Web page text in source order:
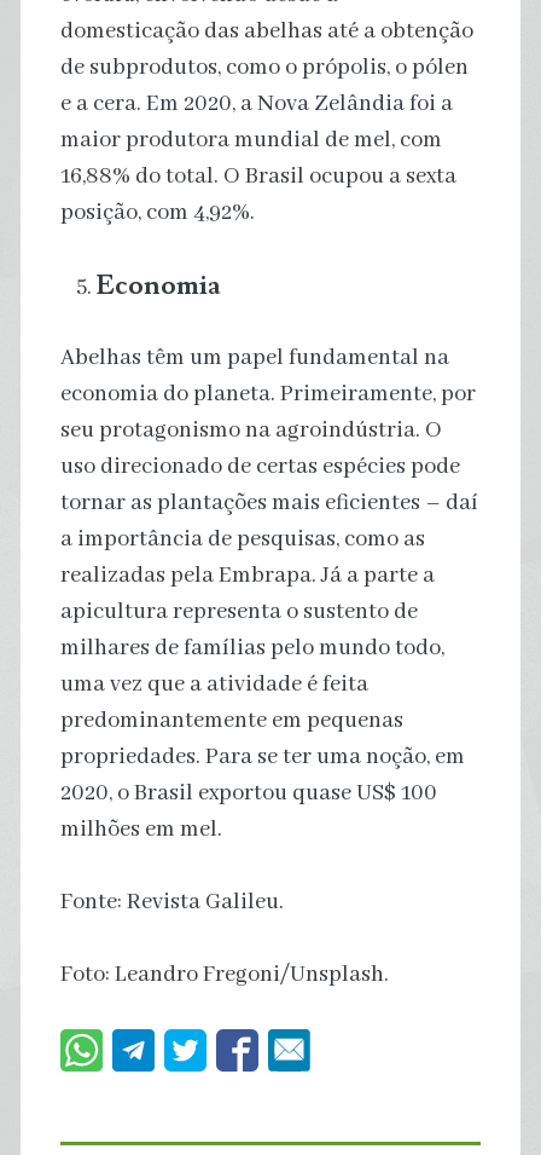
domesticação das abelhas até a obtenção
de subprodutos, como o própolis, o pólen
e a cera. Em 2020, a Nova Zelândia foi a
maior produtora mundial de mel, com
16,88% do total. O Brasil ocupou a sexta
posição, com 4,92%.
Economia
Abelhas têm um papel fundamental na
economia do planeta. Primeiramente, por
seu protagonismo na agroindústria. O
uso direcionado de certas espécies pode
tornar as plantações mais eficientes – daí
a importância de pesquisas, como as
realizadas pela Embrapa. Já a parte a
apicultura representa o sustento de
milhares de famílias pelo mundo todo,
uma vez que a atividade é feita
predominantemente em pequenas
propriedades. Para se ter uma noção, em
2020, o Brasil exportou quase US$ 100
milhões em mel.
Fonte: Revista Galileu.
Foto: Leandro Fregoni/Unsplash.